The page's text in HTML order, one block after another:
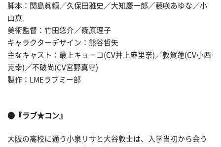
脚本：関島眞頼／久保田雅史／大知慶一郎／藤咲あゆな／小
山真
美術監督：竹田悠介／篠原理子
キャラクターデザイン：熊谷哲矢
主なキャスト：最上キョーコ(CV井上麻里奈)／敦賀蓮(CV小西
克幸)／不破尚(CV宮野真守)
製作：LMEラブミー部
●『ラブ★コン』
大阪の高校に通う小泉リサと大谷敦士は、入学当初から会う